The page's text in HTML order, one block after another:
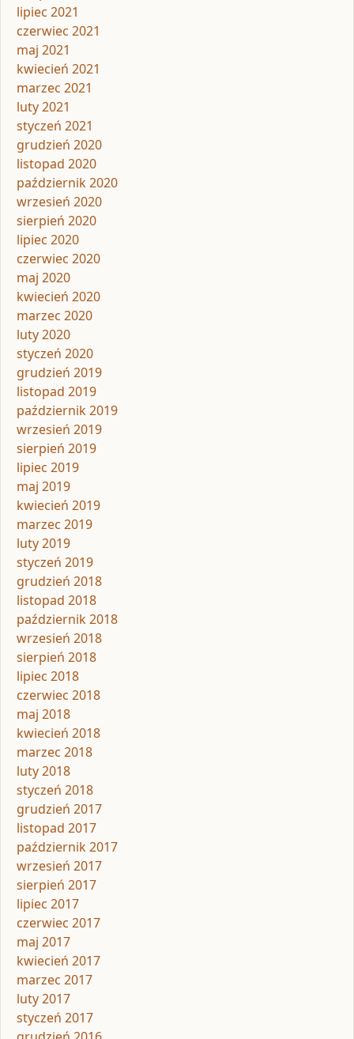
lipiec 2021
czerwiec 2021
maj 2021
kwiecień 2021
marzec 2021
luty 2021
styczeń 2021
grudzień 2020
listopad 2020
październik 2020
wrzesień 2020
sierpień 2020
lipiec 2020
czerwiec 2020
maj 2020
kwiecień 2020
marzec 2020
luty 2020
styczeń 2020
grudzień 2019
listopad 2019
październik 2019
wrzesień 2019
sierpień 2019
lipiec 2019
maj 2019
kwiecień 2019
marzec 2019
luty 2019
styczeń 2019
grudzień 2018
listopad 2018
październik 2018
wrzesień 2018
sierpień 2018
lipiec 2018
czerwiec 2018
maj 2018
kwiecień 2018
marzec 2018
luty 2018
styczeń 2018
grudzień 2017
listopad 2017
październik 2017
wrzesień 2017
sierpień 2017
lipiec 2017
czerwiec 2017
maj 2017
kwiecień 2017
marzec 2017
luty 2017
styczeń 2017